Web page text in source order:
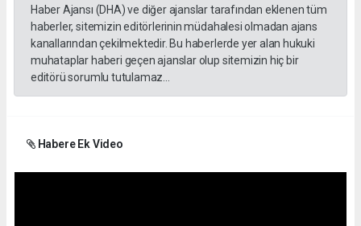
Haber Ajansı (DHA) ve diğer ajanslar tarafından eklenen tüm
haberler, sitemizin editörlerinin müdahalesi olmadan ajans
kanallarından çekilmektedir. Bu haberlerde yer alan hukuki
muhataplar haberi geçen ajanslar olup sitemizin hiç bir
editörü sorumlu tutulamaz...
Habere Ek Video